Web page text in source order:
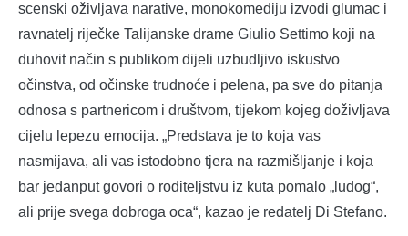
scenski oživljava narative, monokomediju izvodi glumac i
ravnatelj riječke Talijanske drame Giulio Settimo koji na
duhovit način s publikom dijeli uzbudljivo iskustvo
očinstva, od očinske trudnoće i pelena, pa sve do pitanja
odnosa s partnericom i društvom, tijekom kojeg doživljava
cijelu lepezu emocija. „Predstava je to koja vas
nasmijava, ali vas istodobno tjera na razmišljanje i koja
bar jedanput govori o roditeljstvu iz kuta pomalo „ludog“,
ali prije svega dobroga oca“, kazao je redatelj Di Stefano.